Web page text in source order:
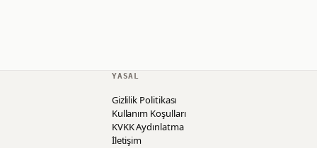
YASAL
Gizlilik Politikası
Kullanım Koşulları
KVKK Aydınlatma
İletişim